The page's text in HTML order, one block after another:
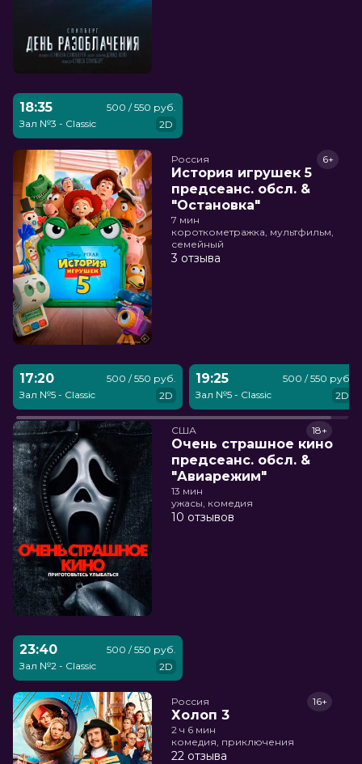
18:35
Зал №3 - Classic
500 / 550 руб.
2D
Россия
История игрушек 5
предсеанс. обсл. &
"Остановка"
6+
7 мин
короткометражка, мультфильм,
семейный
3 отзыва
17:20
Зал №5 - Classic
500 / 550 руб.
2D
19:25
Зал №5 - Classic
500 / 550 руб.
2D
США
Очень страшное кино
предсеанс. обсл. &
"Авиарежим"
18+
13 мин
ужасы, комедия
10 отзывов
23:40
Зал №2 - Classic
500 / 550 руб.
2D
Россия
Холоп 3
16+
2 ч 6 мин
комедия, приключения
22 отзыва